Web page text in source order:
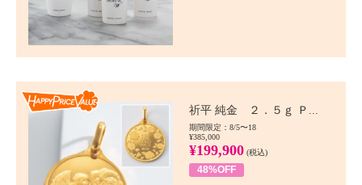
祈平 純金 ２．５ｇ Ｐ...
期間限定：8/5〜18
¥385,000
¥199,900 (税込)
48%OFF